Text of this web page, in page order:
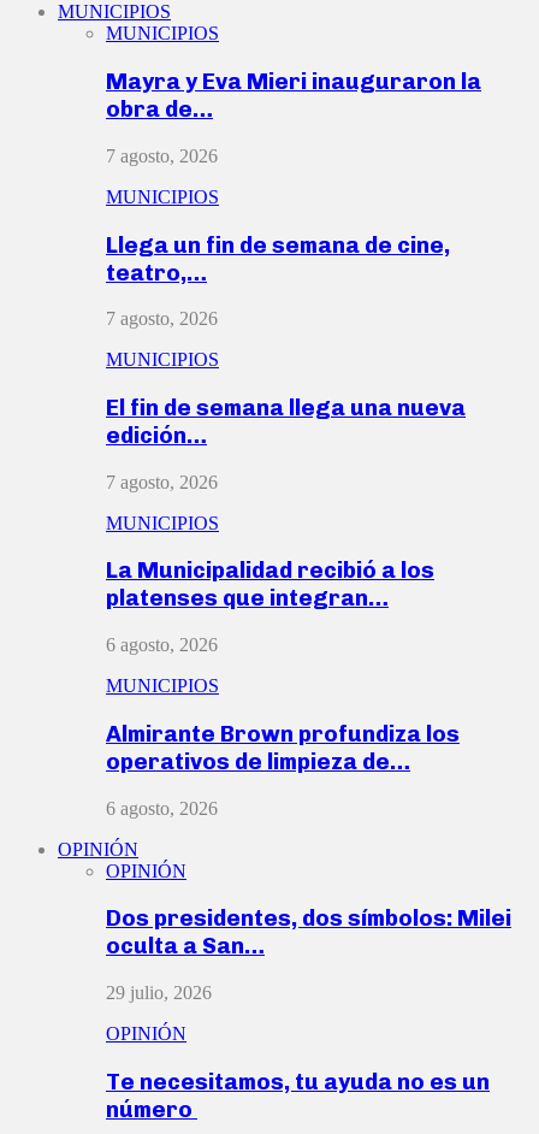
MUNICIPIOS
MUNICIPIOS
Mayra y Eva Mieri inauguraron la
obra de…
7 agosto, 2026
MUNICIPIOS
Llega un fin de semana de cine,
teatro,…
7 agosto, 2026
MUNICIPIOS
El fin de semana llega una nueva
edición…
7 agosto, 2026
MUNICIPIOS
La Municipalidad recibió a los
platenses que integran…
6 agosto, 2026
MUNICIPIOS
Almirante Brown profundiza los
operativos de limpieza de…
6 agosto, 2026
OPINIÓN
OPINIÓN
Dos presidentes, dos símbolos: Milei
oculta a San…
29 julio, 2026
OPINIÓN
Te necesitamos, tu ayuda no es un
número